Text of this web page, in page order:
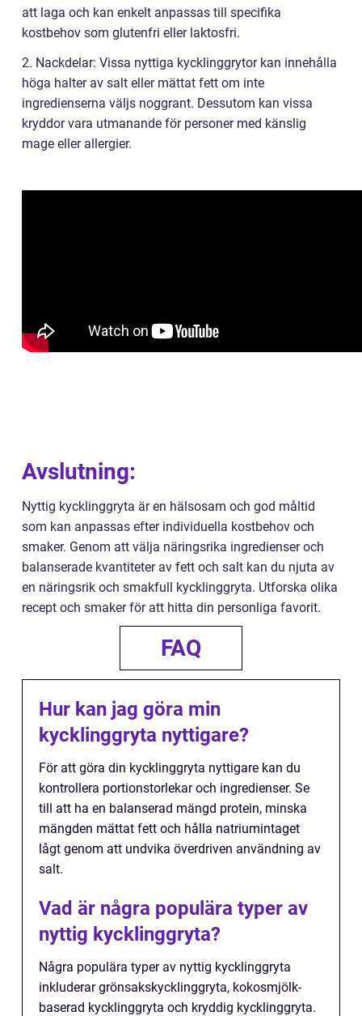
att laga och kan enkelt anpassas till specifika
kostbehov som glutenfri eller laktosfri.
2. Nackdelar: Vissa nyttiga kycklinggrytor kan innehålla
höga halter av salt eller mättat fett om inte
ingredienserna väljs noggrant. Dessutom kan vissa
kryddor vara utmanande för personer med känslig
mage eller allergier.
Avslutning:
Nyttig kycklinggryta är en hälsosam och god måltid
som kan anpassas efter individuella kostbehov och
smaker. Genom att välja näringsrika ingredienser och
balanserade kvantiteter av fett och salt kan du njuta av
en näringsrik och smakfull kycklinggryta. Utforska olika
recept och smaker för att hitta din personliga favorit.
FAQ
Hur kan jag göra min
kycklinggryta nyttigare?
För att göra din kycklinggryta nyttigare kan du
kontrollera portionstorlekar och ingredienser. Se
till att ha en balanserad mängd protein, minska
mängden mättat fett och hålla natriumintaget
lågt genom att undvika överdriven användning av
salt.
Vad är några populära typer av
nyttig kycklinggryta?
Några populära typer av nyttig kycklinggryta
inkluderar grönsakskycklinggryta, kokosmjölk-
baserad kycklinggryta och kryddig kycklinggryta.